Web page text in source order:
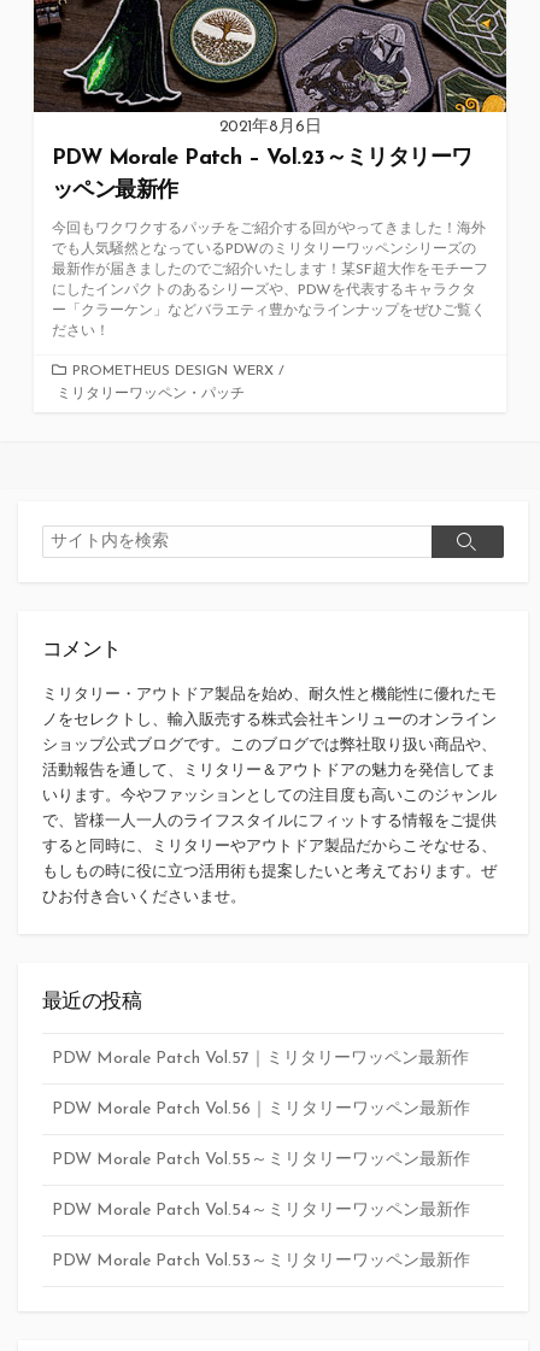
2021年8月6日
PDW Morale Patch – Vol.23～ミリタリーワ
ッペン最新作
今回もワクワクするパッチをご紹介する回がやってきました！海外
でも人気騒然となっているPDWのミリタリーワッペンシリーズの
最新作が届きましたのでご紹介いたします！某SF超大作をモチーフ
にしたインパクトのあるシリーズや、PDWを代表するキャラクタ
ー「クラーケン」などバラエティ豊かなラインナップをぜひご覧く
ださい！
カ
テ
PROMETHEUS DESIGN WERX /
ミリタリーワッペン・パッチ
検
索
検
コメント
ミリタリー・アウトドア製品を始め、耐久性と機能性に優れたモ
ノをセレクトし、輸入販売する株式会社キンリューのオンライン
ショップ公式ブログです。このブログでは弊社取り扱い商品や、
活動報告を通して、ミリタリー＆アウトドアの魅力を発信してま
いります。今やファッションとしての注目度も高いこのジャンル
で、皆様一人一人のライフスタイルにフィットする情報をご提供
すると同時に、ミリタリーやアウトドア製品だからこそなせる、
もしもの時に役に立つ活用術も提案したいと考えております。ぜ
ひお付き合いくださいませ。
最近の投稿
PDW Morale Patch Vol.57｜ミリタリーワッペン最新作
PDW Morale Patch Vol.56｜ミリタリーワッペン最新作
PDW Morale Patch Vol.55～ミリタリーワッペン最新作
PDW Morale Patch Vol.54～ミリタリーワッペン最新作
PDW Morale Patch Vol.53～ミリタリーワッペン最新作